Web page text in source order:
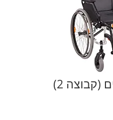
(קבוצה 2)